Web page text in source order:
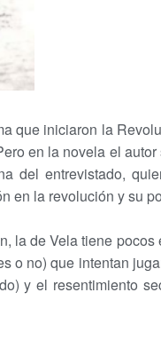
que iniciaron la
en la novela el
del entrevistado,
en la revolución y su
la de Vela tiene
o no) que intentan
y el resentimiento